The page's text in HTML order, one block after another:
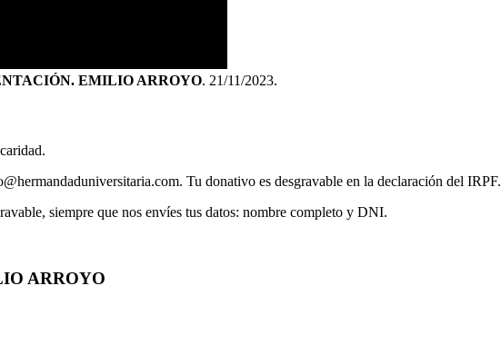
EMILIO ARROYO. 21/11/2023.
Tu donativo es desgravable en la declaración del IRPF.
siempre que nos envíes tus datos: nombre completo y DNI.
ARROYO